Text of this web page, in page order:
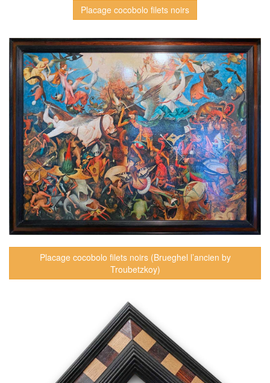
Placage cocobolo filets noirs
Placage cocobolo filets noirs (Brueghel l’ancien by
Troubetzkoy)